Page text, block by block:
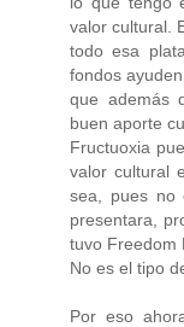
valor cultural.
todo esa
fondos
que además
buen aporte
Fructuoxia
valor cultural
sea, pues no
presentara,
tuvo Freedom
No es el tipo
Por eso